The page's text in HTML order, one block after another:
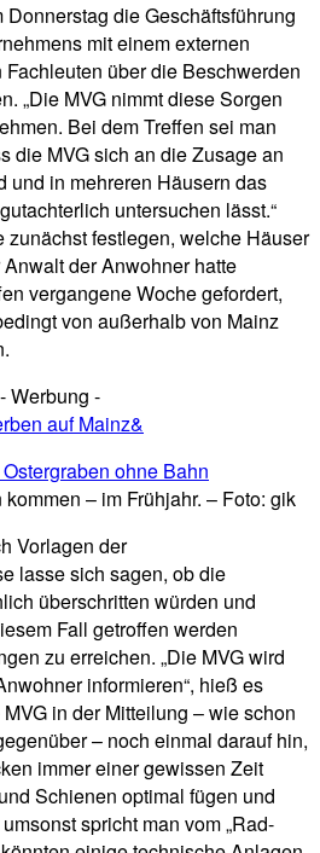
Donnerstag die Geschäftsführung
mit einem externen
über die Beschwerden
„Die MVG nimmt diese Sorgen
Bei dem Treffen sei man
die MVG sich an die Zusage an
und in mehreren Häusern das
untersuchen lässt.“
zunächst festlegen, welche Häuser
der Anwohner hatte
vergangene Woche gefordert,
von außerhalb von Mainz
- Werbung -
– im Frühjahr. – Foto: gik
Vorlagen der
lasse sich sagen, ob die
überschritten würden und
Fall getroffen werden
zu erreichen. „Die MVG wird
informieren“, hieß es
in der Mitteilung – wie schon
– noch einmal darauf hin,
immer einer gewissen Zeit
Schienen optimal fügen und
spricht man vom „Rad-